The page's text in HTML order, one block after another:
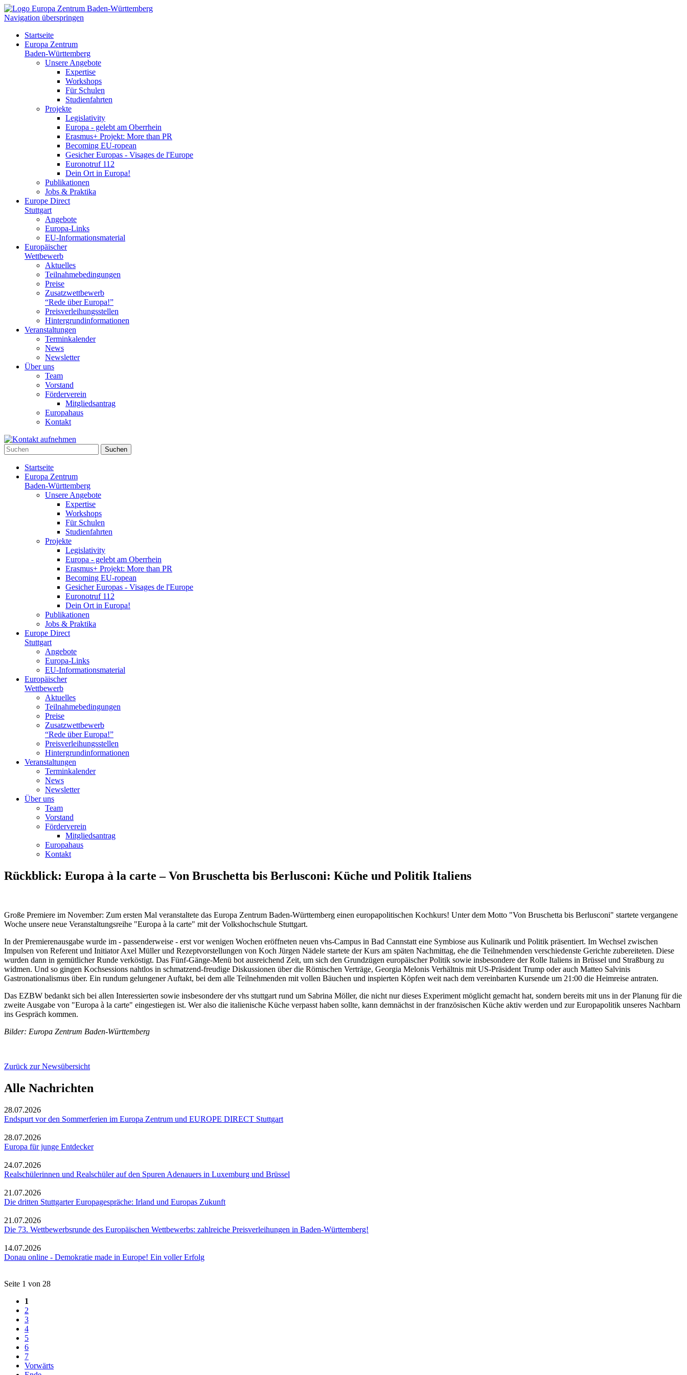
Navigation überspringen
Startseite
Europa Zentrum
Baden-Württemberg
Unsere Angebote
Expertise
Workshops
Für Schulen
Studienfahrten
Projekte
Legislativity
Europa - gelebt am Oberrhein
Erasmus+ Projekt: More than PR
Becoming EU-ropean
Gesicher Europas - Visages de l'Europe
Euronotruf 112
Dein Ort in Europa!
Publikationen
Jobs & Praktika
Europe Direct
Stuttgart
Angebote
Europa-Links
EU-Informationsmaterial
Europäischer
Wettbewerb
Aktuelles
Teilnahme­bedingungen
Preise
Zusatzwettbewerb
“Rede über Europa!”
Preisverleihungsstellen
Hintergrundinformationen
Veranstaltungen
Terminkalender
News
Newsletter
Über uns
Team
Vorstand
Förderverein
Mitgliedsantrag
Europahaus
Kontakt
Suchen
Startseite
Europa Zentrum
Baden-Württemberg
Unsere Angebote
Expertise
Workshops
Für Schulen
Studienfahrten
Projekte
Legislativity
Europa - gelebt am Oberrhein
Erasmus+ Projekt: More than PR
Becoming EU-ropean
Gesicher Europas - Visages de l'Europe
Euronotruf 112
Dein Ort in Europa!
Publikationen
Jobs & Praktika
Europe Direct
Stuttgart
Angebote
Europa-Links
EU-Informationsmaterial
Europäischer
Wettbewerb
Aktuelles
Teilnahme­bedingungen
Preise
Zusatzwettbewerb
“Rede über Europa!”
Preisverleihungsstellen
Hintergrundinformationen
Veranstaltungen
Terminkalender
News
Newsletter
Über uns
Team
Vorstand
Förderverein
Mitgliedsantrag
Europahaus
Kontakt
Rückblick: Europa à la carte – Von Bruschetta bis Berlusconi: Küche und Politik Italiens
Große Premiere im November: Zum ersten Mal veranstaltete das Europa Zentrum Baden-Württemberg einen europapolitischen Kochkurs! Unter dem Motto "Von Bruschetta bis Berlusconi" startete vergangene
Woche unsere neue Veranstaltungsreihe "Europa à la carte" mit der Volkshochschule Stuttgart.
In der Premierenausgabe wurde im - passenderweise - erst vor wenigen Wochen eröffneten neuen vhs-Campus in Bad Cannstatt eine Symbiose aus Kulinarik und Politik präsentiert. Im Wechsel zwischen
Impulsen von Referent und Initiator Axel Müller und Rezeptvorstellungen von Koch Jürgen Nädele startete der Kurs am späten Nachmittag, ehe die Teilnehmenden verschiedenste Gerichte zubereiteten. Diese
wurden dann in gemütlicher Runde verköstigt. Das Fünf-Gänge-Menü bot ausreichend Zeit, um sich den Grundzügen europäischer Politik sowie insbesondere der Rolle Italiens in Brüssel und Straßburg zu
widmen. Und so gingen Kochsessions nahtlos in schmatzend-freudige Diskussionen über die Römischen Verträge, Georgia Melonis Verhältnis mit US-Präsident Trump oder auch Matteo Salvinis
Gastronationalismus über. Ein rundum gelungener Auftakt, bei dem alle Teilnehmenden mit vollen Bäuchen und inspierten Köpfen weit nach dem vereinbarten Kursende um 21:00 die Heimreise antraten.
Das EZBW bedankt sich bei allen Interessierten sowie insbesondere der vhs stuttgart rund um Sabrina Möller, die nicht nur dieses Experiment möglicht gemacht hat, sondern bereits mit uns in der Planung für die
zweite Ausgabe von "Europa à la carte" eingestiegen ist. Wer also die italienische Küche verpasst haben sollte, kann demnächst in der französischen Küche aktiv werden und zur Europapolitik unseres Nachbarn
ins Gespräch kommen.
Bilder: Europa Zentrum Baden-Württemberg
Zurück zur Newsübersicht
Alle Nachrichten
28.07.2026
Endspurt vor den Sommerferien im Europa Zentrum und EUROPE DIRECT Stuttgart
28.07.2026
Europa für junge Entdecker
24.07.2026
Realschülerinnen und Realschüler auf den Spuren Adenauers in Luxemburg und Brüssel
21.07.2026
Die dritten Stuttgarter Europagespräche: Irland und Europas Zukunft
21.07.2026
Die 73. Wettbewerbsrunde des Europäischen Wettbewerbs: zahlreiche Preisverleihungen in Baden-Württemberg!
14.07.2026
Donau online - Demokratie made in Europe! Ein voller Erfolg
Seite 1 von 28
1
2
3
4
5
6
7
Vorwärts